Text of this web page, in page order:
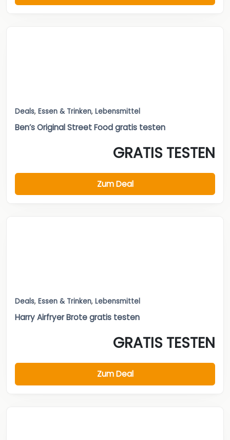
Deals, Essen & Trinken, Lebensmittel
Ben’s Original Street Food gratis testen
GRATIS TESTEN
Zum Deal
Deals, Essen & Trinken, Lebensmittel
Harry Airfryer Brote gratis testen
GRATIS TESTEN
Zum Deal